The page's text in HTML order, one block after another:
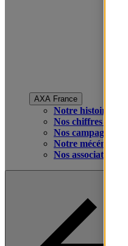
AXA France
Notre histoire
Nos chiffres clés
Nos campagnes
Notre mécénat
Nos associations